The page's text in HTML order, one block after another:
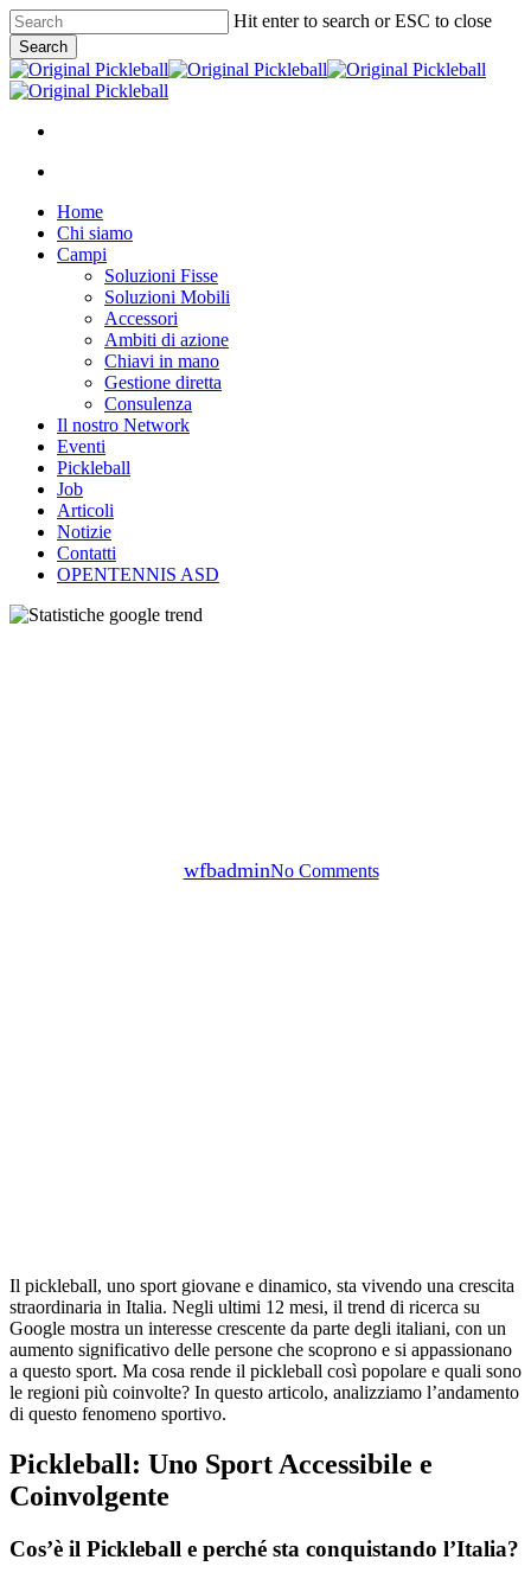
Skip
to
main
content
Hit enter to search or ESC to close
Search
Close
Search
Menu
search
Menu
Home
Chi siamo
Campi
Soluzioni Fisse
Soluzioni Mobili
Accessori
Ambiti di azione
Chiavi in mano
Gestione diretta
Consulenza
Il nostro Network
Eventi
Pickleball
Job
Articoli
Notizie
Contatti
OPENTENNIS ASD
wfbadminNo Comments
Il pickleball, uno sport giovane e dinamico, sta vivendo una crescita
straordinaria in Italia. Negli ultimi 12 mesi, il trend di ricerca su
Google mostra un interesse crescente da parte degli italiani, con un
aumento significativo delle persone che scoprono e si appassionano
a questo sport. Ma cosa rende il pickleball così popolare e quali sono
le regioni più coinvolte? In questo articolo, analizziamo l’andamento
di questo fenomeno sportivo.
Pickleball: Uno Sport Accessibile e
Coinvolgente
Cos’è il Pickleball e perché sta conquistando l’Italia?